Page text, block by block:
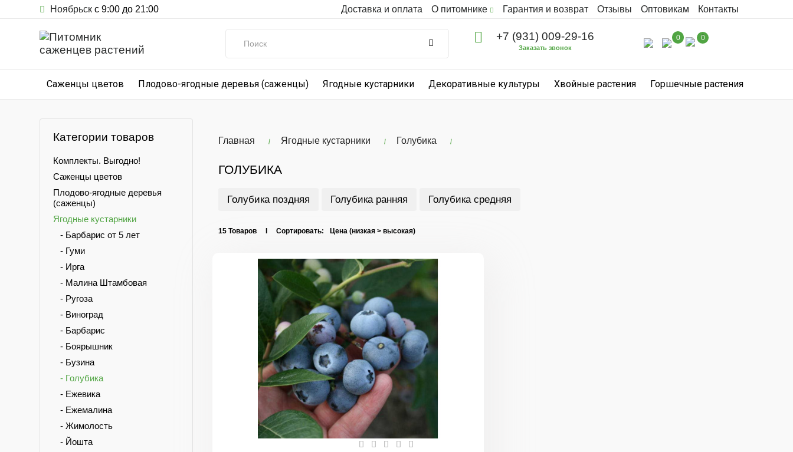
Ноябрьск с 9:00 до 21:00 Доставка и оплата О питомнике Гарантия и возврат Отзывы Оптовикам Контакты
+7 (931) 009-29-16
Заказать звонок
0 0
Саженцы цветов Плодово-ягодные деревья (саженцы) Ягодные кустарники Декоративные культуры Хвойные растения Горшечные растения
Категории товаров
Комплекты. Выгодно!
Саженцы цветов
Плодово-ягодные деревья
(саженцы)
Ягодные кустарники
- Барбарис от 5 лет
- Гуми
- Ирга
- Малина Штамбовая
- Ругоза
- Виноград
- Барбарис
- Боярышник
- Бузина
- Голубика
- Ежевика
- Ежемалина
- Жимолость
- Йошта
Главная Ягодные кустарники Голубика
ГОЛУБИКА
Голубика поздняя Голубика ранняя Голубика средняя
15 Товаров I Сортировать: